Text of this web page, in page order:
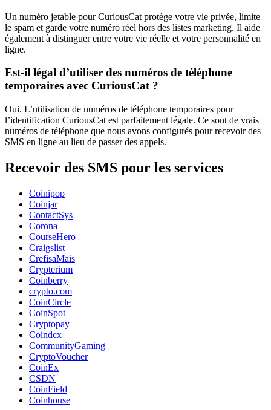
Un numéro jetable pour CuriousCat protège votre vie privée, limite
le spam et garde votre numéro réel hors des listes marketing. Il aide
également à distinguer entre votre vie réelle et votre personnalité en
ligne.
Est-il légal d’utiliser des numéros de téléphone
temporaires avec CuriousCat ?
Oui. L’utilisation de numéros de téléphone temporaires pour
l’identification CuriousCat est parfaitement légale. Ce sont de vrais
numéros de téléphone que nous avons configurés pour recevoir des
SMS en ligne au lieu de passer des appels.
Recevoir des SMS pour les services
Coinipop
Coinjar
ContactSys
Corona
CourseHero
Craigslist
CrefisaMais
Crypterium
Coinberry
crypto.com
CoinCircle
CoinSpot
Cryptopay
Coindcx
CommunityGaming
CryptoVoucher
CoinEx
CSDN
CoinField
Coinhouse